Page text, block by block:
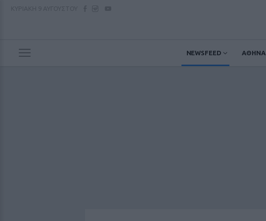
NEWSFEED ΑΘΗΝΑ